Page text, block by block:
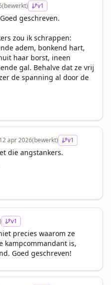
(bewerkt) v1
geschreven.
zou ik schrappen:
adem, bonkend hart,
haar borst, ineen
gal. Behalve dat ze vrij
de spanning al door de
12 apr 2026(bewerkt) v1
die angstankers.
v1
precies waarom ze
kampcommandant is,
Goed geschreven!